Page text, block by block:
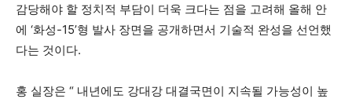
감당해야 할 정치적 부담이 더욱 크다는 점을 고려해 올해 안
에 ‘화성-15’형 발사 장면을 공개하면서 기술적 완성을 선언했
다는 것이다.
홍 실장은 “ 내년에도 강대강 대결국면이 지속될 가능성이 높